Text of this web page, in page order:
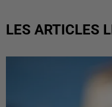
LES ARTICLES